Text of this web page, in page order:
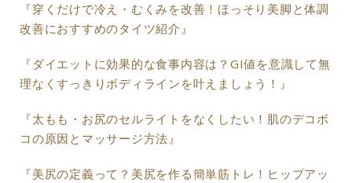
『穿くだけで冷え・むくみを改善！ほっそり美脚と体調
改善におすすめのタイツ紹介』
『ダイエットに効果的な食事内容は？GI値を意識して無
理なくすっきりボディラインを叶えましょう！』
『太もも・お尻のセルライトをなくしたい！肌のデコボ
コの原因とマッサージ方法』
『美尻の定義って？美尻を作る簡単筋トレ！ヒップアッ